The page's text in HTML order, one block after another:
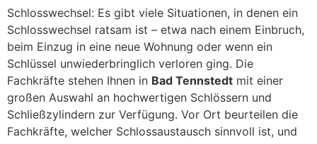
Schlosswechsel: Es gibt viele Situationen, in denen ein
Schlosswechsel ratsam ist – etwa nach einem Einbruch,
beim Einzug in eine neue Wohnung oder wenn ein
Schlüssel unwiederbringlich verloren ging. Die
Fachkräfte stehen Ihnen in Bad Tennstedt mit einer
großen Auswahl an hochwertigen Schlössern und
Schließzylindern zur Verfügung. Vor Ort beurteilen die
Fachkräfte, welcher Schlossaustausch sinnvoll ist, und